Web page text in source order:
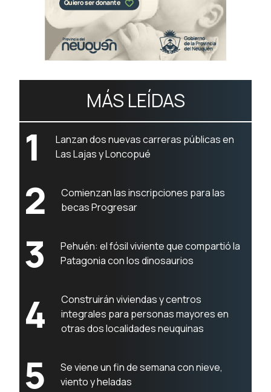
MÁS LEÍDAS
1
Lanzan dos nuevas carreras públicas en
Las Lajas y Loncopué
2
Comienzan las inscripciones para las
becas Progresar
3
Pehuén: el fósil viviente que compartió la
Patagonia con los dinosaurios
4
Construirán viviendas y centros
integrales para personas mayores en
otras dos localidades neuquinas
5
Se viene un fin de semana con nieve,
viento y heladas